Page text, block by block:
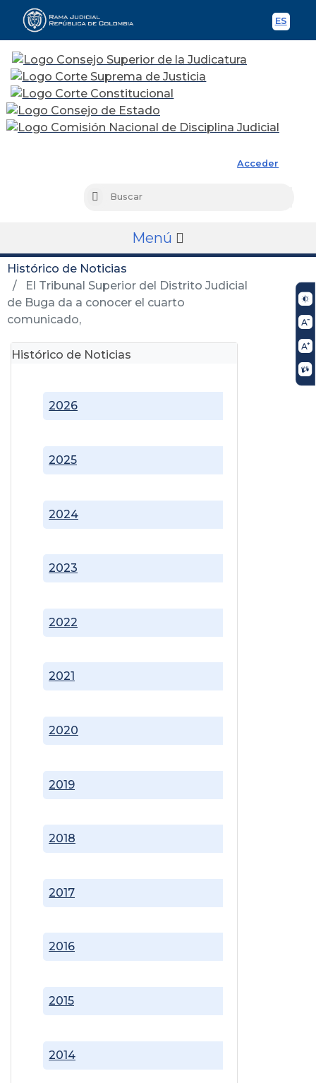
ES
Acceder
Buscar
Menú
Histórico de Noticias
El Tribunal Superior del Distrito Judicial
de Buga da a conocer el cuarto
comunicado,
Histórico de Noticias
2014
2015
2016
2017
2018
2019
2020
2021
2022
2023
2024
2025
2026